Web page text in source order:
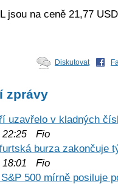
jsou na ceně 21,77
Diskutovat
zprávy
uzavřelo v kladných
22:25 Fio
burza zakončuje
18:01
Fio
500 mírně posiluje